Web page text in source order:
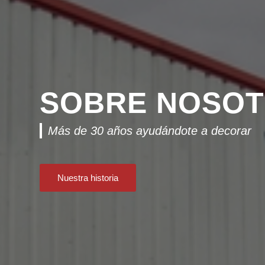
SOBRE
Más de 30 años ayudándote a decorar
Nuestra historia